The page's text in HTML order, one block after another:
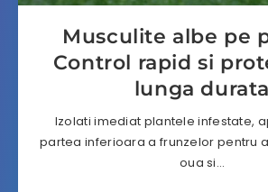
Musculite albe pe
Control rapid si
lunga durata
Izolati imediat plantele infestate,
partea inferioara a frunzelor pentru
oua si…